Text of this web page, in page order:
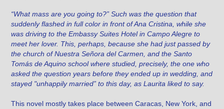
“What mass are you going to?” Such was the question that
suddenly flashed in full color in front of Ana Cristina, while she
was driving to the Embassy Suites Hotel in Campo Alegre to
meet her lover. This, perhaps, because she had just passed by
the church of Nuestra Señora del Carmen, and the Santo
Tomás de Aquino school where studied, precisely, the one who
asked the question years before they ended up in wedding, and
stayed "unhappily married” to this day, as Laurita liked to say.
This novel mostly takes place between Caracas, New York, and